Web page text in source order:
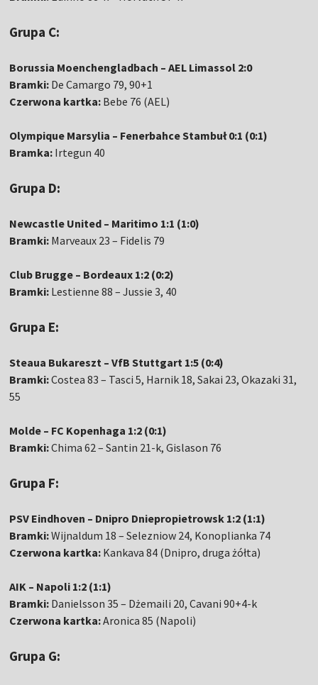
Grupa C:
Borussia Moenchengladbach – AEL Limassol 2:0
Bramki: De Camargo 79, 90+1
Czerwona kartka: Bebe 76 (AEL)
Olympique Marsylia – Fenerbahce Stambuł 0:1 (0:1)
Bramka: Irtegun 40
Grupa D:
Newcastle United – Maritimo 1:1 (1:0)
Bramki: Marveaux 23 – Fidelis 79
Club Brugge – Bordeaux 1:2 (0:2)
Bramki: Lestienne 88 – Jussie 3, 40
Grupa E:
Steaua Bukareszt – VfB Stuttgart 1:5 (0:4)
Bramki:Costea 83 – Tasci 5, Harnik 18, Sakai 23, Okazaki 31,
55
Molde – FC Kopenhaga 1:2 (0:1)
Bramki:Chima 62 – Santin 21-k, Gislason 76
Grupa F:
PSV Eindhoven – Dnipro Dniepropietrowsk 1:2 (1:1)
Bramki:Wijnaldum 18 – Selezniow 24, Konoplianka 74
Czerwona kartka: Kankava 84 (Dnipro, druga żółta)
AIK – Napoli 1:2 (1:1)
Bramki: Danielsson 35 – Dżemaili 20, Cavani 90+4-k
Czerwona kartka:Aronica 85 (Napoli)
Grupa G: